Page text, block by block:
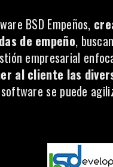
BSD Empeños,
de empeño,
empresarial
al cliente las
se puede